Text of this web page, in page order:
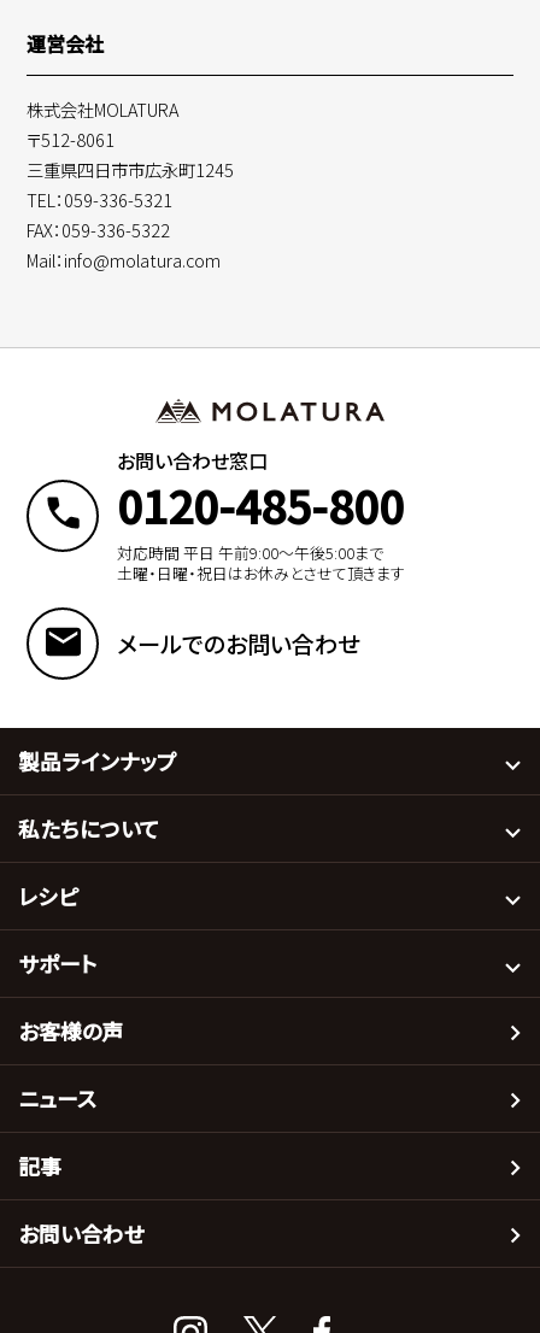
運営会社
株式会社MOLATURA
〒512-8061
三重県四日市市広永町1245
TEL：059-336-5321
FAX：059-336-5322
Mail：info@molatura.com
お問い合わせ窓口
0120-485-800
対応時間 平日 午前9:00〜午後5:00まで
土曜・日曜・祝日はお休みとさせて頂きます
メールでのお問い合わせ
製品ラインナップ
私たちについて
レシピ
サポート
お客様の声
ニュース
記事
お問い合わせ